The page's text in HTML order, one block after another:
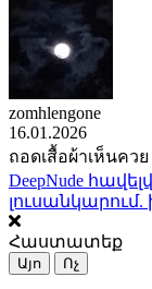
zomhlengone
16.01.2026
ถอดเสื้อผ้าเห็นควย
DeepNude
Հաստատեք
Այո Ոչ